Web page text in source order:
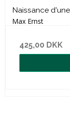
Naissance
Max Ernst
425,00 DKK